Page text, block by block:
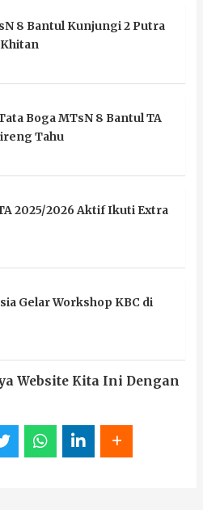
8 Bantul Kunjungi 2 Putra
Boga MTsN 8 Bantul TA
Tahu
2025/2026 Aktif Ikuti Extra
Gelar Workshop KBC di
Website Kita Ini Dengan